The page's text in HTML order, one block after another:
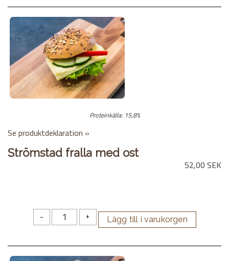
Proteinkälla: 15,8%
Se produktdeklaration »
Strömstad fralla med ost
52,00 SEK
- +